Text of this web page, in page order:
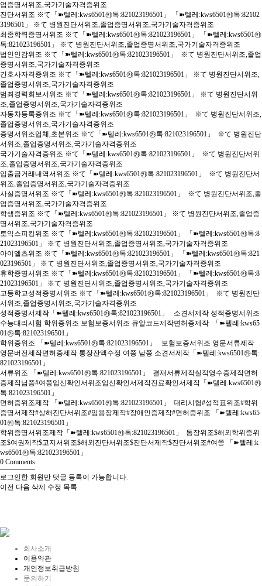
업증명서위조,국가기술자격증위조
진단서위조 ※て「➽텔레:kws6501㉸톡:821023196501」 「➽텔레:kws6501㉸톡:82102
3196501」 ※て 병원진단서위조,졸업증명서위조,국가기술자격증위조
최종학력증명서위조 ※て「➽텔레:kws6501㉸톡:821023196501」 「➽텔레:kws6501㉸
톡:821023196501」 ※て 병원진단서위조,졸업증명서위조,국가기술자격증위조
법인인감위조 ※て「➽텔레:kws6501㉸톡:821023196501」 ※て 병원진단서위조,졸업
증명서위조,국가기술자격증위조
간호사자격증위조 ※て「➽텔레:kws6501㉸톡:821023196501」 ※て 병원진단서위조,
졸업증명서위조,국가기술자격증위조
범죄경력회보서위조 ※て「➽텔레:kws6501㉸톡:821023196501」 ※て 병원진단서위
조,졸업증명서위조,국가기술자격증위조
자동차등록증위조 ※て「➽텔레:kws6501㉸톡:821023196501」 ※て 병원진단서위조,
졸업증명서위조,국가기술자격증위조
증명서위조업체,초본위조 ※て「➽텔레:kws6501㉸톡:821023196501」 ※て 병원진단
서위조,졸업증명서위조,국가기술자격증위조
국가기술자격증위조 ※て「➽텔레:kws6501㉸톡:821023196501」 ※て 병원진단서위
조,졸업증명서위조,국가기술자격증위조
입출금거래내역서위조 ※て「➽텔레:kws6501㉸톡:821023196501」 ※て 병원진단서
위조,졸업증명서위조,국가기술자격증위조
사실증명서위조 ※て「➽텔레:kws6501㉸톡:821023196501」 ※て 병원진단서위조,졸
업증명서위조,국가기술자격증위조
학생증위조 ※て「➽텔레:kws6501㉸톡:821023196501」 ※て 병원진단서위조,졸업증
명서위조,국가기술자격증위조
토익스피킹위조 ※て「➽텔레:kws6501㉸톡:821023196501」 「➽텔레:kws6501㉸톡:8
21023196501」 ※て 병원진단서위조,졸업증명서위조,국가기술자격증위조
아이엘츠위조 ※て「➽텔레:kws6501㉸톡:821023196501」 「➽텔레:kws6501㉸톡:821
023196501」 ※て 병원진단서위조,졸업증명서위조,국가기술자격증위조
휴학증명서위조 ※て「➽텔레:kws6501㉸톡:821023196501」 「➽텔레:kws6501㉸톡:8
21023196501」 ※て 병원진단서위조,졸업증명서위조,국가기술자격증위조
고등학교성적증명서위조 ※て「➽텔레:kws6501㉸톡:821023196501」 ※て 병원진단
서위조,졸업증명서위조,국가기술자격증위조
성적증명서제작「➽텔레:kws6501㉸톡:821023196501」 소견서제작 성적증명서위조
수능대리시험 학위증위조 보험보증서위조 큐알코드제작면허증제작 「➽텔레:kws65
01㉸톡:821023196501」
학위증위조 「➽텔레:kws6501㉸톡:821023196501」 보험보증서위조 영문서류제작
영문버전제작면허증제작 통장잔액수정 여쯩 남쯩 소견서제작「➽텔레:kws6501㉸톡:
821023196501」
서류위조 「➽텔레:kws6501㉸톡:821023196501」 결재서류제작실적영수증제작면허
증제작남쯩#여쯩임신확인서위조임신확인서제작진료확인서제작「➽텔레:kws6501㉸
톡:821023196501」
면허증위조제작 「➽텔레:kws6501㉸톡:821023196501」 대리시험#성적표위조#학위
증명서제작#상해진단서위조#임용장제작#장애인증제작#면허증위조 「➽텔레:kws65
01㉸톡:821023196501」
학위증명서위조제작「➽텔레:kws6501㉸톡:821023196501」 통장위조$해외학위증위
조$여권제작$고지서위조$해외진단서위조$진단서제작$진단서위조#여쯩 「➽텔레:k
ws6501㉸톡:821023196501」
0 Comments
로그인한 회원만 댓글 등록이 가능합니다.
이전 다음 삭제 수정 목록
회사소개
이용약관
개인정보취급방침
문의하기